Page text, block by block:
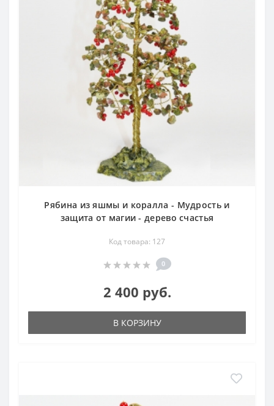
Рябина из яшмы и коралла - Мудрость и
защита от магии - дерево счастья
Код товара: 127
0
2 400 руб.
В КОРЗИНУ